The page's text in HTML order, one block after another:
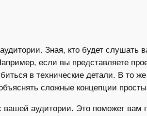
Зная, кто будет слушать
если вы представляете
в технические детали. В то
сложные концепции
аудитории. Это поможет вам